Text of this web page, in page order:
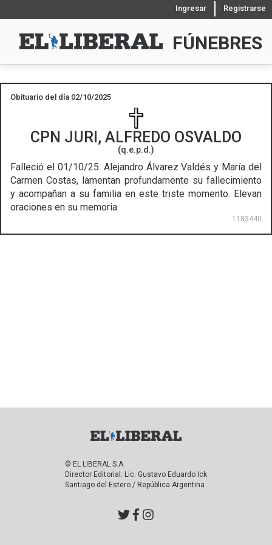
Ingresar Registrarse
FÚNEBRES
Obituario del día 02/10/2025
CPN JURI, ALFREDO OSVALDO
(q.e.p.d.)
Falleció el 01/10/25. Alejandro Álvarez Valdés y María del
Carmen Costas, lamentan profundamente su fallecimiento
y acompañan a su familia en este triste momento. Elevan
oraciones en su memoria.
1183440
© EL LIBERAL S.A.
Director Editorial: Lic. Gustavo Eduardo Ick
Santiago del Estero / República Argentina